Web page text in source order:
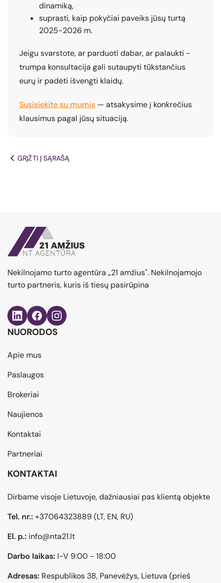
dinamiką,
suprasti, kaip pokyčiai paveiks jūsų turtą
2025-2026 m.
Jeigu svarstote, ar parduoti dabar, ar palaukti -
trumpa konsultacija gali sutaupyti tūkstančius
eurų ir padėti išvengti klaidų.
Susisiekite su mumis — atsakysime į konkrečius
klausimus pagal jūsų situaciją.
GRĮŽTI Į SĄRAŠĄ
Nekilnojamo turto agentūra „21 amžius". Nekilnojamojo
turto partneris, kuris iš tiesų pasirūpina
NUORODOS
Apie mus
Paslaugos
Brokeriai
Naujienos
Kontaktai
Partneriai
KONTAKTAI
Dirbame visoje Lietuvoje, dažniausiai pas klientą objekte
Tel. nr.: +37064323889(LT, EN, RU)
El. p.: info@nta21.lt
Darbo laikas: I-V 9:00 - 18:00
Adresas: Respublikos 38, Panevėžys, Lietuva (prieš